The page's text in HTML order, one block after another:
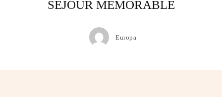
SÉJOUR MÉMORABLE
Europa